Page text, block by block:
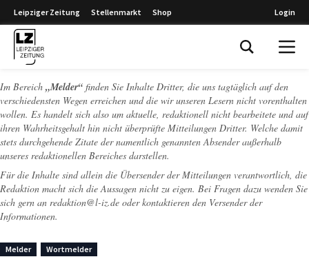
Leipziger Zeitung Stellenmarkt Shop Login
Im Bereich „Melder“ finden Sie Inhalte Dritter, die uns tagtäglich auf den
verschiedensten Wegen erreichen und die wir unseren Lesern nicht vorenthalten
wollen. Es handelt sich also um aktuelle, redaktionell nicht bearbeitete und auf
ihren Wahrheitsgehalt hin nicht überprüfte Mitteilungen Dritter. Welche damit
stets durchgehende Zitate der namentlich genannten Absender außerhalb
unseres redaktionellen Bereiches darstellen.
Für die Inhalte sind allein die Übersender der Mitteilungen verantwortlich, die
Redaktion macht sich die Aussagen nicht zu eigen. Bei Fragen dazu wenden Sie
sich gern an redaktion@l-iz.de oder kontaktieren den Versender der
Informationen.
Melder Wortmelder